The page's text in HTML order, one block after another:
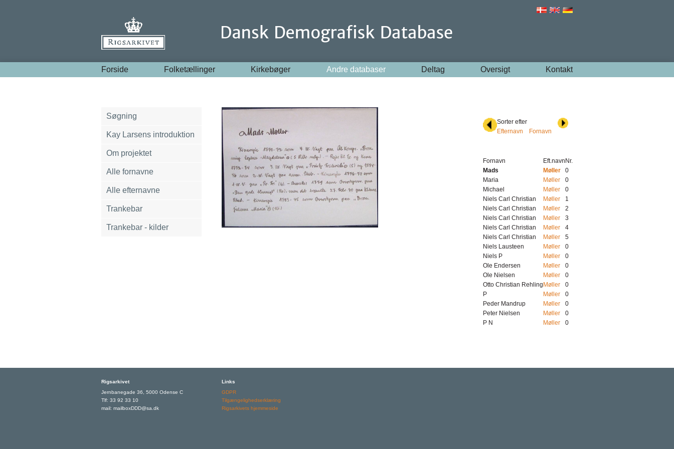
Forside Folketællinger Kirkebøger Andre databaser Deltag Oversigt Kontakt
Søgning
Kay Larsens introduktion
Om projektet
Alle fornavne
Alle efternavne
Trankebar
Trankebar - kilder
Sorter efter
Efternavn
Fornavn
Fornavn Eft.navn Nr.
Mads
Møller
0
Maria
Møller
0
Michael
Møller
0
Niels Carl Christian
Møller
1
Niels Carl Christian
Møller
2
Niels Carl Christian
Møller
3
Niels Carl Christian
Møller
4
Niels Carl Christian
Møller
5
Niels Lausteen
Møller
0
Niels P
Møller
0
Ole Endersen
Møller
0
Ole Nielsen
Møller
0
Otto Christian Rehling Møller
0
P
Møller
0
Peder Mandrup
Møller
0
Peter Nielsen
Møller
0
P N
Møller 0
Rigsarkivet
Jernbanegade 36, 5000 Odense C
Tlf: 33 92 33 10
mail: mailboxDDD@sa.dk
Links
GDPR
Tilgængelighedserklæring
Rigsarkivets hjemmeside